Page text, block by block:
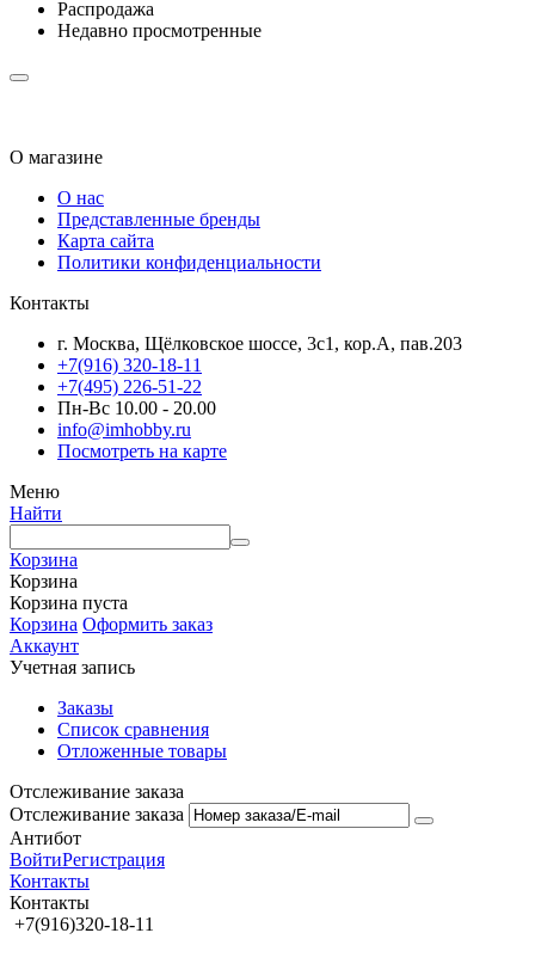
Распродажа
Недавно просмотренные
О магазине
О нас
Представленные бренды
Карта сайта
Политики конфиденциальности
Контакты
г. Москва, Щёлковское шоссе, 3с1, кор.А, пав.203
+7(916) 320-18-11
+7(495) 226-51-22
Пн-Вс 10.00 - 20.00
info@imhobby.ru
Посмотреть на карте
Меню
Найти
Корзина
Корзина
Корзина пуста
Корзина Оформить заказ
Аккаунт
Учетная запись
Заказы
Список сравнения
Отложенные товары
Отслеживание заказа
Отслеживание заказа
Антибот
ВойтиРегистрация
Контакты
Контакты
+7(916)320-18-11